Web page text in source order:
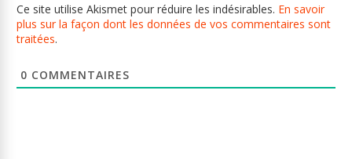
Ce site utilise Akismet pour réduire les indésirables. En savoir
plus sur la façon dont les données de vos commentaires sont
traitées.
0 COMMENTAIRES